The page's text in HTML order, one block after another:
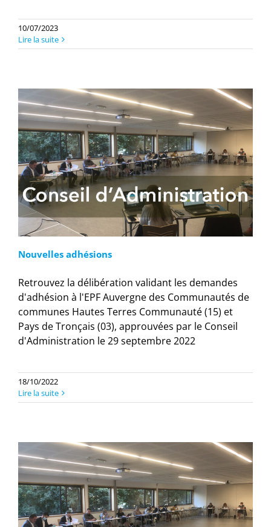
10/07/2023
Lire la suite
Nouvelles adhésions
Retrouvez la délibération validant les demandes
d'adhésion à l'EPF Auvergne des Communautés de
communes Hautes Terres Communauté (15) et
Pays de Tronçais (03), approuvées par le Conseil
d'Administration le 29 septembre 2022
18/10/2022
Lire la suite